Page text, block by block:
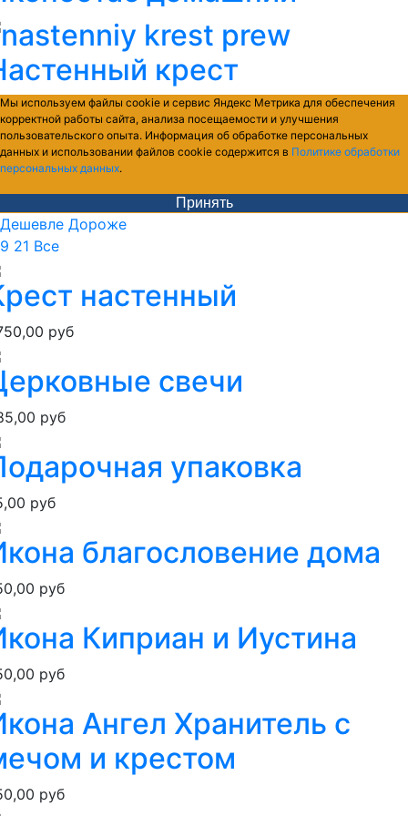
крест
Мы используем файлы cookie и сервис Яндекс Метрика для обеспечения
корректной работы сайта, анализа посещаемости и улучшения
пользовательского опыта. Информация об обработке персональных
данных и использовании файлов cookie содержится в Политике обработки
персональных данных.
Принять
Дешевле Дороже
9 21 Все
настенный
руб
свечи
руб
упаковка
руб
благословение дома
руб
Киприан и Иустина
руб
Ангел Хранитель с
и крестом
руб